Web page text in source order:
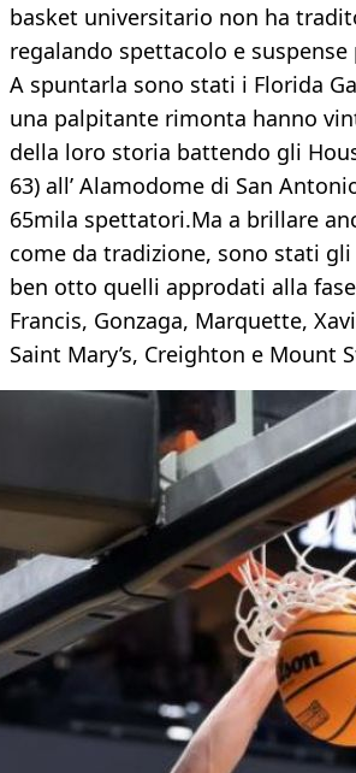
basket universitario non ha
regalando spettacolo e
A spuntarla sono stati i Florida
una palpitante rimonta hanno
della loro storia battendo gli
63) all’ Alamodome di San
65mila spettatori.Ma a brillare
come da tradizione, sono stati
ben otto quelli approdati alla
Francis, Gonzaga, Marquette,
Saint Mary’s, Creighton e Mount